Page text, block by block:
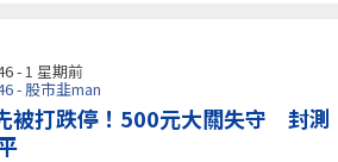
- 1 星期前
- 股市韭man
被打跌停！500元大關失守 封測